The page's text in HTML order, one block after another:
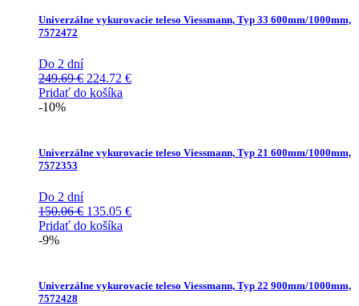
Univerzálne vykurovacie teleso Viessmann, Typ 33 600mm/1000mm,
7572472
Do 2 dní
249.69€ Pôvodná
cena
224.72 €Aktuálna
Pridať do košíka
-10%
Univerzálne vykurovacie teleso Viessmann, Typ 21 600mm/1000mm,
7572353
Do 2 dní
150.06€ Pôvodná
cena
135.05 €Aktuálna
Pridať do košíka
-9%
Univerzálne vykurovacie teleso Viessmann, Typ 22 900mm/1000mm,
7572428